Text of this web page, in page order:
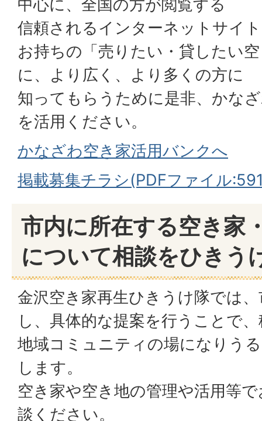
中心に、全国の方が閲覧する
信頼されるインターネットサイ
お持ちの「売りたい・貸したい
に、より広く、より多くの方に
知ってもらうために是非、かな
を活用ください。
かなざわ空き家活用バンクへ
掲載募集チラシ(PDFファイル
市内に所在する空き家
について相談をひきう
金沢空き家再生ひきうけ隊では
し、具体的な提案を行うことで
地域コミュニティの場になりう
します。
空き家や空き地の管理や活用等
談ください。